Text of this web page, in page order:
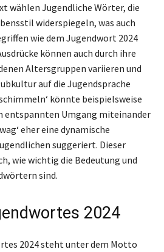
wählen Jugendliche Wörter, die
widerspiegeln, was auch
wie dem Jugendwort 2024
können auch durch ihre
Altersgruppen variieren und
auf die Jugendsprache
könnte beispielsweise
entspannten Umgang miteinander
eher eine dynamische
suggeriert. Dieser
wie wichtig die Bedeutung und
sind.
2024
2024 steht unter dem Motto